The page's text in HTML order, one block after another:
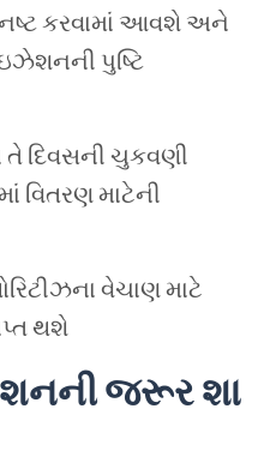
કરવામાં આવશે અને
પુષ્ટિ
તે દિવસની ચુકવણી
વિતરણ માટેની
વેચાણ માટે
થશે
જરૂર શા